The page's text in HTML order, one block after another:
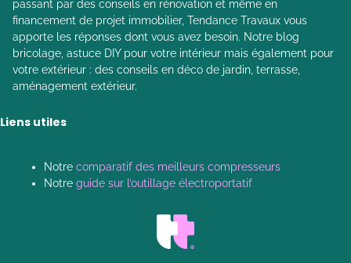
passant par des conseils en rénovation et même en
financement de projet immobilier, Tendance Travaux vous
apporte les réponses dont vous avez besoin. Notre blog
bricolage, astuce DIY pour votre intérieur mais également pour
votre extérieur : des conseils en déco de jardin, terrasse,
aménagement extérieur.
Liens utiles
Notre comparatif des meilleurs compresseurs
Notre guide sur l’outillage électroportatif